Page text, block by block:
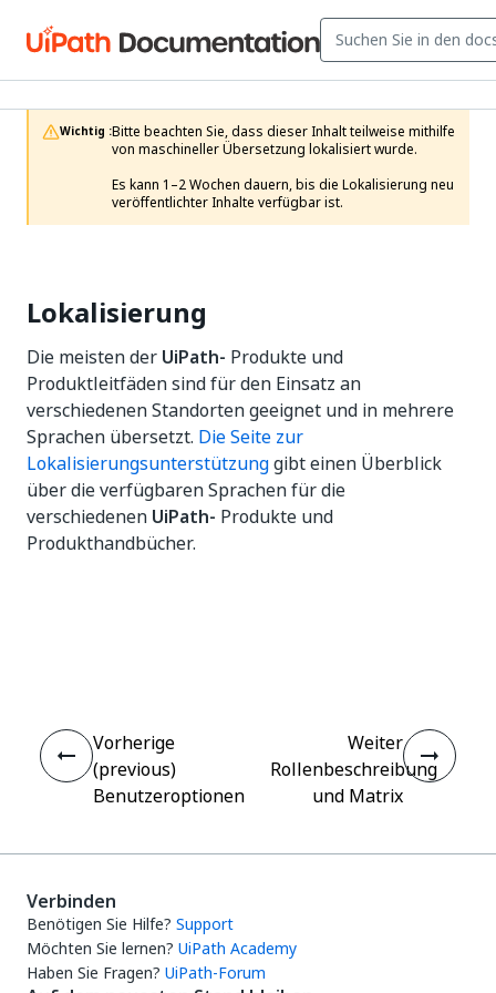
Wichtig :Bitte beachten Sie, dass dieser Inhalt teilweise mithilfe
von maschineller Übersetzung lokalisiert wurde.
Es kann 1–2 Wochen dauern, bis die Lokalisierung neu
veröffentlichter Inhalte verfügbar ist.
Lokalisierung
Die meisten der UiPath- Produkte und
Produktleitfäden sind für den Einsatz an
verschiedenen Standorten geeignet und in mehrere
Sprachen übersetzt. Die Seite zur
Lokalisierungsunterstützunggibt einen Überblick
über die verfügbaren Sprachen für die
verschiedenen UiPath- Produkte und
Produkthandbücher.
Vorherige
(previous)
Benutzeroptionen
Weiter
Rollenbeschreibung
und Matrix
Verbinden
Benötigen Sie Hilfe? Support
Möchten Sie lernen? UiPath Academy
Haben Sie Fragen? UiPath-Forum